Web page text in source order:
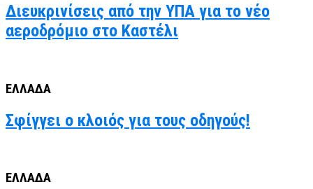
Διευκρινίσεις από την ΥΠΑ για το νέο
αεροδρόμιο στο Καστέλι
ΕΛΛΑΔΑ
Σφίγγει ο κλοιός για τους οδηγούς!
ΕΛΛΑΔΑ